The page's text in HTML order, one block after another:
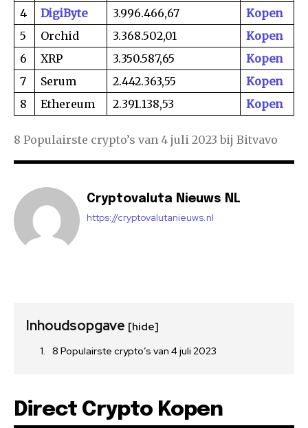
4
DigiByte 3.996.466,67
Kopen
5
Orchid 3.368.502,01
Kopen
6
XRP 3.350.587,65
Kopen
7
Serum 2.442.363,55
Kopen
8
Ethereum 2.391.138,53 Kopen
8 Populairste crypto’s van 4 juli 2023 bij Bitvavo
Cryptovaluta Nieuws NL
https://cryptovalutanieuws.nl
Inhoudsopgave [hide]
8 Populairste crypto’s van 4 juli 2023
Direct Crypto Kopen